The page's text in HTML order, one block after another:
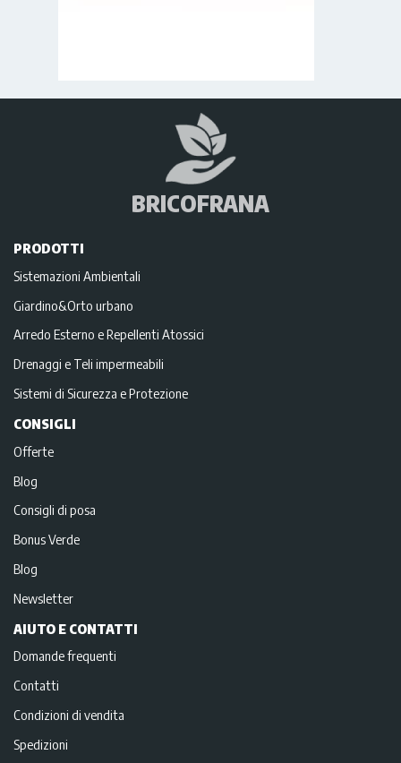
BRICOFRANA
PRODOTTI
Sistemazioni Ambientali
Giardino&Orto urbano
Arredo Esterno e Repellenti Atossici
Drenaggi e Teli impermeabili
Sistemi di Sicurezza e Protezione
CONSIGLI
Offerte
Blog
Consigli di posa
Bonus Verde
Blog
Newsletter
AIUTO E CONTATTI
Domande frequenti
Contatti
Condizioni di vendita
Spedizioni